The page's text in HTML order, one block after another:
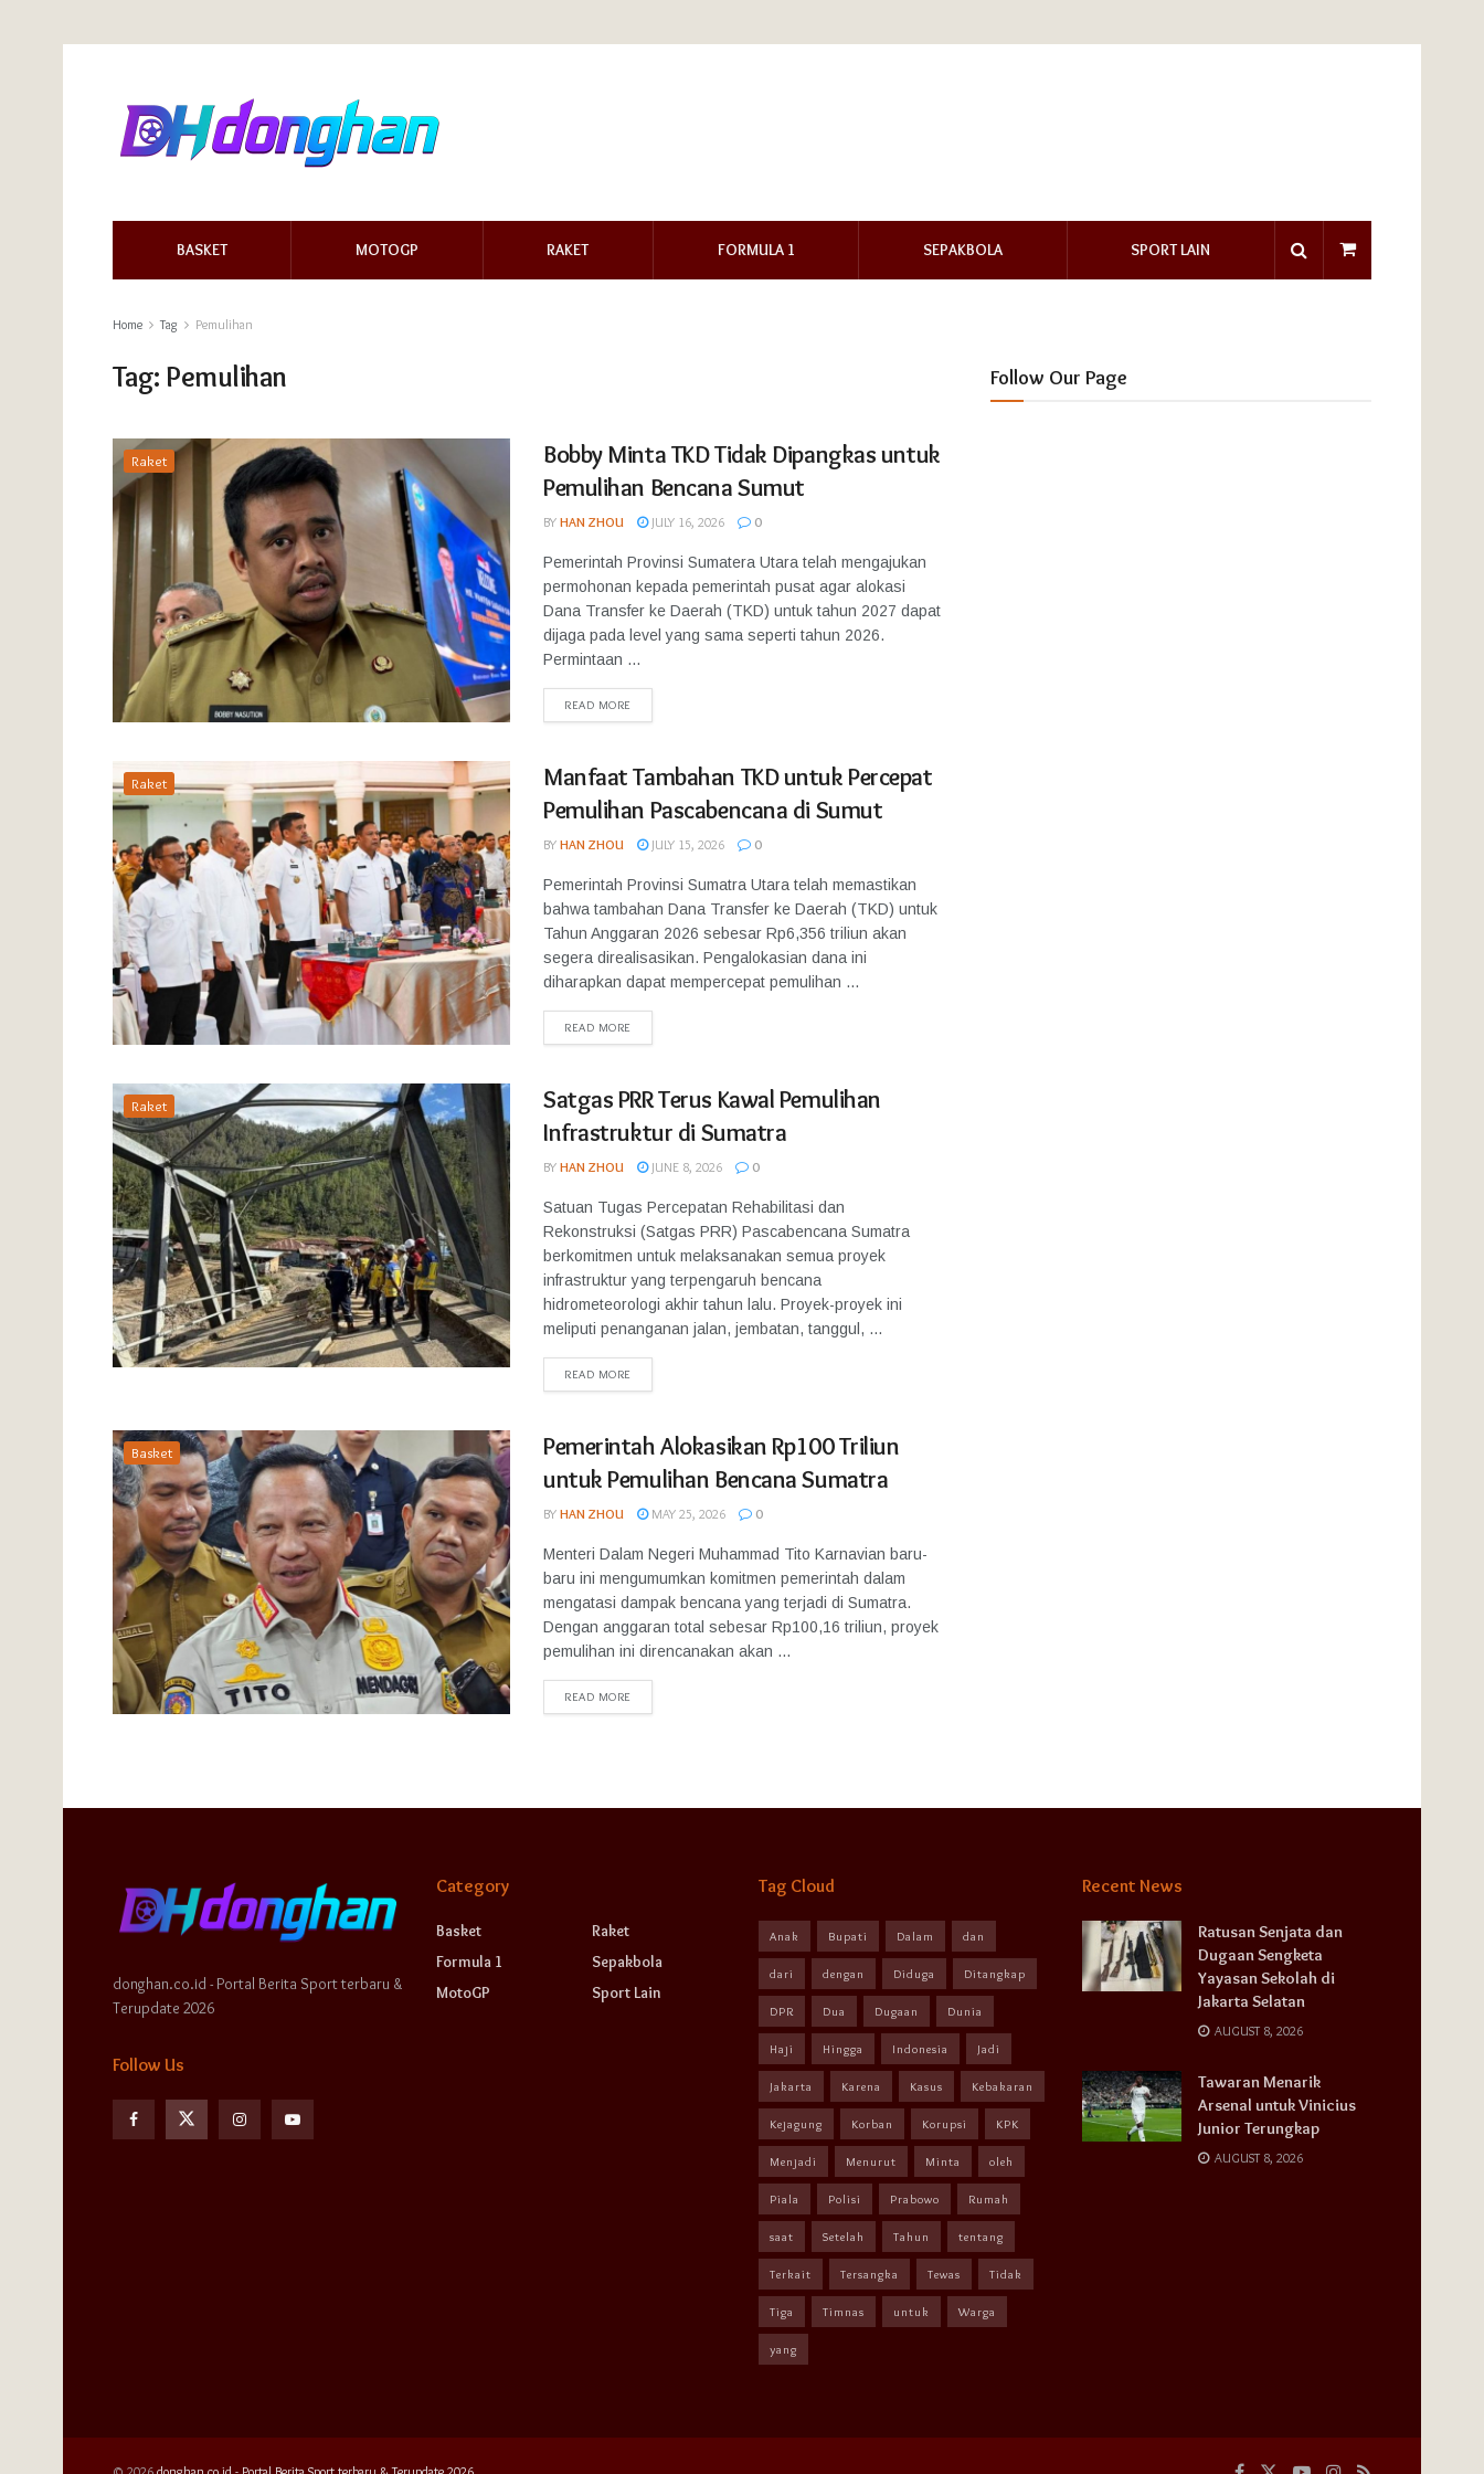
BASKET MOTOGP RAKET FORMULA 1 SEPAKBOLA SPORT LAIN
Home Tag Pemulihan
Tag: Pemulihan
Raket
Bobby Minta TKD Tidak Dipangkas untuk
Pemulihan Bencana Sumut
BY HAN ZHOU JULY 16, 2026 0
Pemerintah Provinsi Sumatera Utara telah mengajukan
permohonan kepada pemerintah pusat agar alokasi
Dana Transfer ke Daerah (TKD) untuk tahun 2027 dapat
dijaga pada level yang sama seperti tahun 2026.
Permintaan ...
READ MORE
Raket
Manfaat Tambahan TKD untuk Percepat
Pemulihan Pascabencana di Sumut
BY HAN ZHOU JULY 15, 2026 0
Pemerintah Provinsi Sumatra Utara telah memastikan
bahwa tambahan Dana Transfer ke Daerah (TKD) untuk
Tahun Anggaran 2026 sebesar Rp6,356 triliun akan
segera direalisasikan. Pengalokasian dana ini
diharapkan dapat mempercepat pemulihan ...
READ MORE
Raket
Satgas PRR Terus Kawal Pemulihan
Infrastruktur di Sumatra
BY HAN ZHOU JUNE 8, 2026 0
Satuan Tugas Percepatan Rehabilitasi dan
Rekonstruksi (Satgas PRR) Pascabencana Sumatra
berkomitmen untuk melaksanakan semua proyek
infrastruktur yang terpengaruh bencana
hidrometeorologi akhir tahun lalu. Proyek-proyek ini
meliputi penanganan jalan, jembatan, tanggul, ...
READ MORE
Basket
Pemerintah Alokasikan Rp100 Triliun
untuk Pemulihan Bencana Sumatra
BY HAN ZHOU MAY 25, 2026 0
Menteri Dalam Negeri Muhammad Tito Karnavian baru-
baru ini mengumumkan komitmen pemerintah dalam
mengatasi dampak bencana yang terjadi di Sumatra.
Dengan anggaran total sebesar Rp100,16 triliun, proyek
pemulihan ini direncanakan akan ...
READ MORE
Follow Our Page
donghan.co.id - Portal Berita Sport terbaru &
Terupdate 2026
Follow Us
Category
Basket
Formula 1
MotoGP
Raket
Sepakbola
Sport Lain
Tag Cloud
Anak Bupati Dalam dan
dari dengan Diduga Ditangkap
DPR Dua Dugaan Dunia
Haji Hingga Indonesia Jadi
Jakarta Karena Kasus Kebakaran
Kejagung Korban Korupsi KPK
Menjadi Menurut Minta oleh
Piala Polisi Prabowo Rumah
saat Setelah Tahun tentang
Terkait Tersangka Tewas Tidak
Tiga Timnas untuk Warga
yang
Recent News
Ratusan Senjata dan
Dugaan Sengketa
Yayasan Sekolah di
Jakarta Selatan
AUGUST 8, 2026
Tawaran Menarik
Arsenal untuk Vinicius
Junior Terungkap
AUGUST 8, 2026